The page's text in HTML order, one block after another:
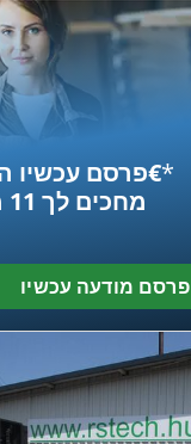
פרסם עכשיו החל מ־‏4.49 ‏€*
מחכים לך 11 מיליון קונים
פרסם מודעה עכשיו